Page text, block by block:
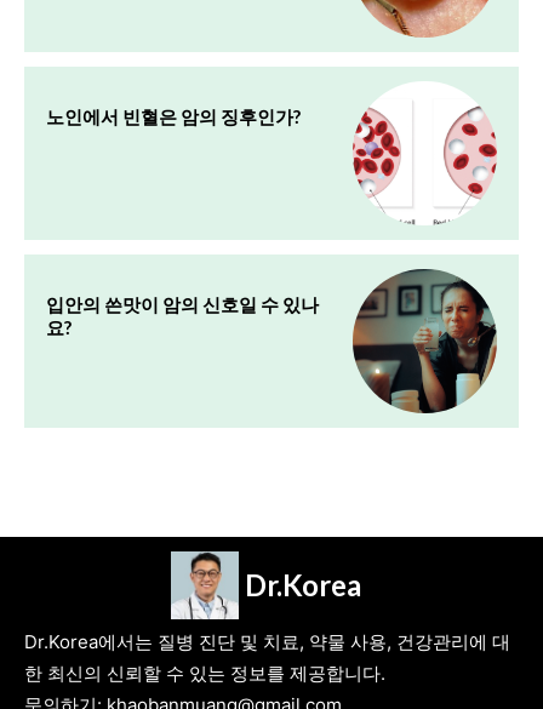
노인에서 빈혈은 암의 징후인가?
입안의 쓴맛이 암의 신호일 수 있나
요?
Dr.Korea
Dr.Korea에서는 질병 진단 및 치료, 약물 사용, 건강관리에 대
한 최신의 신뢰할 수 있는 정보를 제공합니다.